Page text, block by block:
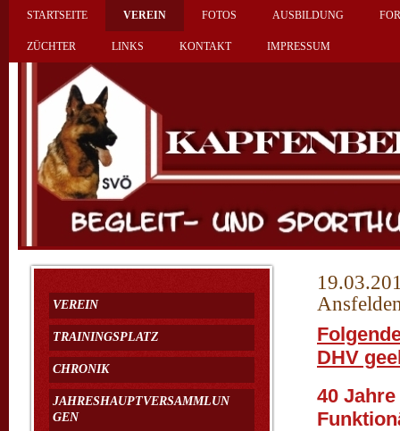
STARTSEITE VEREIN FOTOS AUSBILDUNG
ZÜCHTER LINKS KONTAKT IMPRESSUM
VEREIN
TRAININGSPLATZ
CHRONIK
JAHRESHAUPTVERSAMMLUN
GEN
DHV
40